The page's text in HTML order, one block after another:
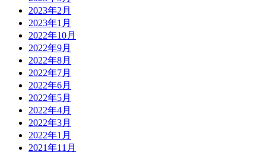
2023年2月
2023年1月
2022年10月
2022年9月
2022年8月
2022年7月
2022年6月
2022年5月
2022年4月
2022年3月
2022年1月
2021年11月